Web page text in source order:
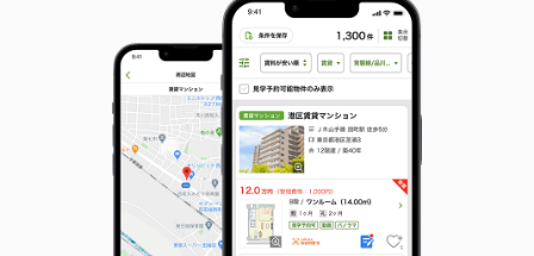
愛媛県新居浜市大生院
用途地域 無指定
土地面積
427m²
愛媛県新居浜市下泉町１丁目
価 格
80万円
住 所
愛媛県新居浜市下泉町１丁目
用途地域
無指定
土地面積 509m²